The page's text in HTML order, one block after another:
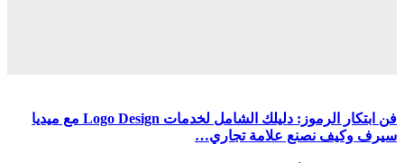
فن ابتكار الرموز: دليلك الشامل لخدمات Logo Design مع ميديا
سيرف وكيف نصنع علامة تجاري…